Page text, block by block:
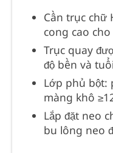
Cần trục chữ
cong cao
Trục quay
độ bền và
Lớp phủ bột:
màng khô
Lắp đặt neo
bu lông neo